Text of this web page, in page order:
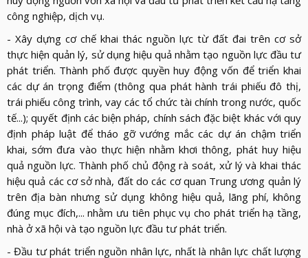
công nghiệp, dịch vụ.
- Xây dựng cơ chế khai thác nguồn lực từ đất đai trên cơ sở
thực hiện quản lý, sử dụng hiệu quả nhằm tạo nguồn lực đầu tư
phát triển. Thành phố được quyền huy động vốn để triển khai
các dự án trọng điểm (thông qua phát hành trái phiếu đô thị,
trái phiếu công trình, vay các tổ chức tài chính trong nước, quốc
tế...); quyết định các biện pháp, chính sách đặc biệt khác với quy
định pháp luật để tháo gỡ vướng mắc các dự án chậm triển
khai, sớm đưa vào thực hiện nhằm khơi thông, phát huy hiệu
quả nguồn lực. Thành phố chủ động rà soát, xử lý và khai thác
hiệu quả các cơ sở nhà, đất do các cơ quan Trung ương quản lý
trên địa bàn nhưng sử dụng không hiệu quả, lãng phí, không
đúng mục đích,... nhằm ưu tiên phục vụ cho phát triển hạ tầng,
nhà ở xã hội và tạo nguồn lực đầu tư phát triển.
- Đầu tư phát triển nguồn nhân lực, nhất là nhân lực chất lượng